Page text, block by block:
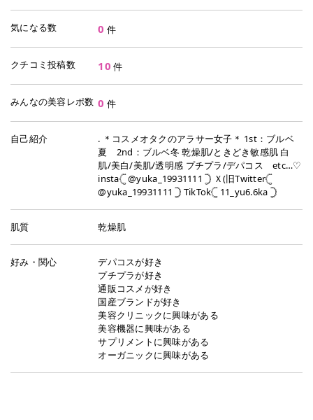
気になる数 0 件
クチコミ投稿数 10 件
みんなの美容レポ数 0 件
自己紹介
. ＊コスメオタクのアラサー女子＊ 1st：ブルベ
夏 2nd：ブルベ冬 乾燥肌/ときどき敏感肌 白
肌/美白/美肌/透明感 プチプラ/デパコス etc…♡
insta𓊆 @yuka_19931111 𓊇 Ｘ(旧Twitter𓊆
@yuka_19931111 𓊇 TikTok𓊆 11_yu6.6ka 𓊇
肌質 乾燥肌
好み・関心
デパコスが好き
プチプラが好き
通販コスメが好き
国産ブランドが好き
美容クリニックに興味がある
美容機器に興味がある
サプリメントに興味がある
オーガニックに興味がある